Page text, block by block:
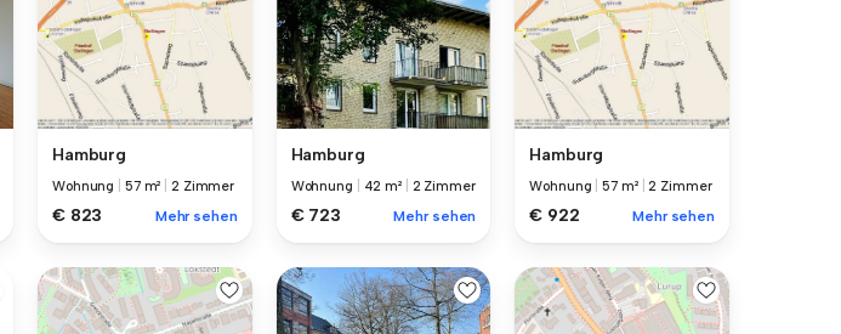
Hamburg
Wohnung 57 m² 2 Zimmer
€ 823 Mehr sehen
Hamburg
Wohnung 42 m² 2 Zimmer
€ 723 Mehr sehen
Hamburg
Wohnung |57 m² |2 Zimmer
€ 922 Mehr sehen